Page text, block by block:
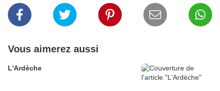
Vous aimerez aussi
L'Ardèche